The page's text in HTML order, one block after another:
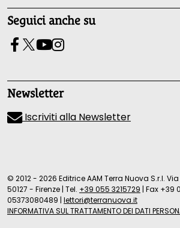
Seguici anche su
Newsletter
Iscriviti alla Newsletter
© 2012 - 2026 Editrice AAM Terra Nuova S.r.l. Via
50127 - Firenze | Tel. +39 055 3215729 | Fax +39
05373080489 | lettori@terranuova.it
INFORMATIVA SUL TRATTAMENTO DEI DATI